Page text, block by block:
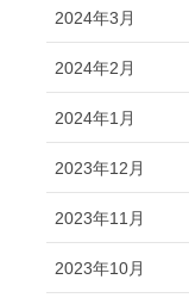
2024年3月
2024年2月
2024年1月
2023年12月
2023年11月
2023年10月